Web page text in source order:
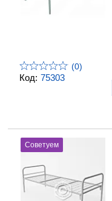
Код: 75303
(0)
Советуем